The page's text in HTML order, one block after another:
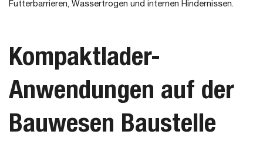
Futterbarrieren, Wassertrogen und internen Hindernissen.
Kompaktlader-
Anwendungen auf der
Bauwesen Baustelle